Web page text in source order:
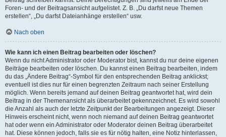
Foren- und der Beitragsansicht aufgelistet. Z. B. „Du darfst neue Themen
erstellen“, „Du darfst Dateianhänge erstellen“ usw.
Nach oben
Wie kann ich einen Beitrag bearbeiten oder löschen?
Wenn du nicht Administrator oder Moderator bist, kannst du nur deine eigenen
Beiträge bearbeiten oder löschen. Du kannst einen Beitrag bearbeiten, indem
du das „Ändere Beitrag“-Symbol für den entsprechenden Beitrag anklickst;
eventuell ist dies nur für einen begrenzten Zeitraum nach seiner Erstellung
möglich. Wenn bereits jemand auf deinen Beitrag geantwortet hat, wird dein
Beitrag in der Themenansicht als überarbeitet gekennzeichnet. Es wird sowohl
die Anzahl als auch der letzte Zeitpunkt der Bearbeitungen angezeigt. Dieser
Hinweis erscheint nicht, wenn noch niemand auf deinen Beitrag geantwortet
hat oder wenn ein Administrator oder Moderator deinen Beitrag überarbeitet
hat. Diese können jedoch, falls sie es für nötig halten, eine Notiz hinterlassen,